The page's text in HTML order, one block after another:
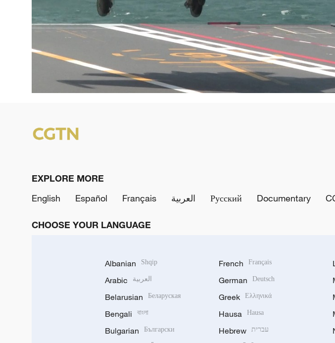
EXPLORE MORE
English
Español Français العربية Русский Documentary
CHOOSE YOUR LANGUAGE
Albanian Shqip
Arabic العربية
Belarusian Беларуская
Bengali বাংলা
Bulgarian Български
French Français
German Deutsch
Greek Ελληνικά
Hausa Hausa
Hebrew עברית